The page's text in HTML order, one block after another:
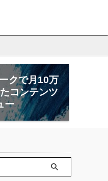
クで月10万
コンテンツ
ー